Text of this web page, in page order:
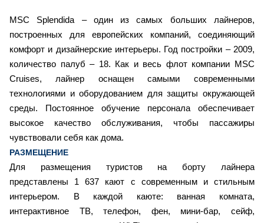
MSC Splendida – один из самых больших лайнеров,
построенных для европейских компаний, соединяющий
комфорт и дизайнерские интерьеры. Год постройки – 2009,
количество палуб – 18. Как и весь флот компании MSC
Cruises, лайнер оснащен самыми современными
технологиями и оборудованием для защиты окружающей
среды. Постоянное обучение персонала обеспечивает
высокое качество обслуживания, чтобы пассажиры
чувствовали себя как дома.
РАЗМЕЩЕНИЕ
Для размещения туристов на борту лайнера
представлены 1 637 кают с современным и стильным
интерьером. В каждой каюте: ванная комната,
интерактивное ТВ, телефон, фен, мини-бар, сейф,